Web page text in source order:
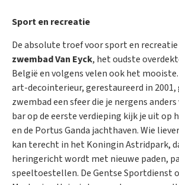
Sport en recreatie
De absolute troef voor sport en recreatie
zwembad Van Eyck, het oudste
België en volgens velen ook het
art-decointerieur, gerestaureerd in
zwembad een sfeer die je nergens
bar op de eerste verdieping kijk je uit op
en de Portus Ganda jachthaven. Wie
kan terecht in het Koningin Astridpark,
heringericht wordt met nieuwe paden,
speeltoestellen. De Gentse Sportdienst